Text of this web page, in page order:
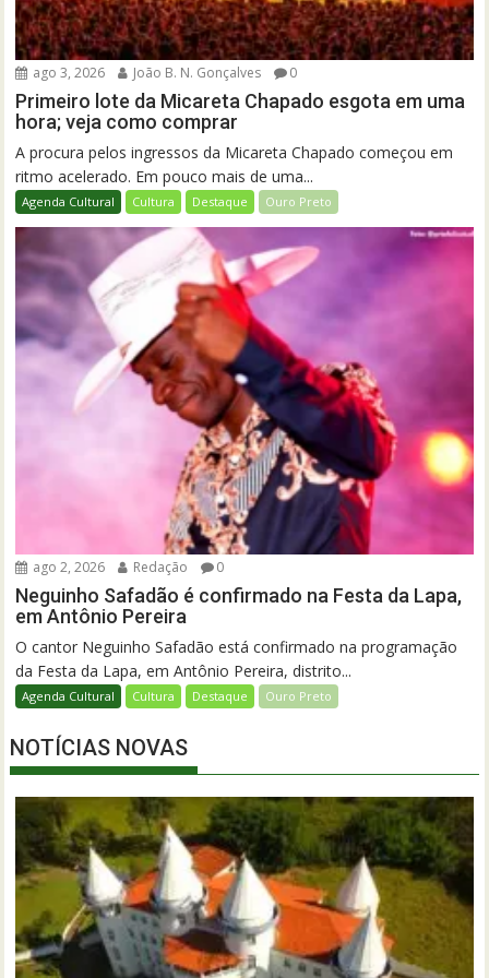
ago 3, 2026 João B. N. Gonçalves 0
Primeiro lote da Micareta Chapado esgota em uma
hora; veja como comprar
A procura pelos ingressos da Micareta Chapado começou em
ritmo acelerado. Em pouco mais de uma...
Agenda Cultural Cultura Destaque Ouro Preto
ago 2, 2026 Redação 0
Neguinho Safadão é confirmado na Festa da Lapa,
em Antônio Pereira
O cantor Neguinho Safadão está confirmado na programação
da Festa da Lapa, em Antônio Pereira, distrito...
Agenda Cultural Cultura Destaque Ouro Preto
NOTÍCIAS NOVAS